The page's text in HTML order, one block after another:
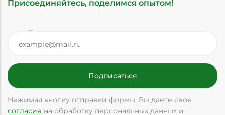
Присоединяйтесь, поделимся опытом!
Нажимая кнопку отправки формы, Вы даете свое
согласие на обработку персональных данных и